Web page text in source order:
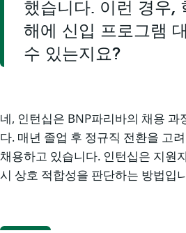
했습니다. 이런 경우,
해에 신입 프로그램
수 있는지요?
네, 인턴십은 BNP파리바의 채용 과
다. 매년 졸업 후 정규직 전환을 고
채용하고 있습니다. 인턴십은 지원
시 상호 적합성을 판단하는 방법입